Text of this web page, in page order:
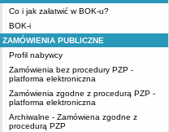
Co i jak załatwić w BOK-u?
BOK-i
ZAMÓWIENIA PUBLICZNE
Profil nabywcy
Zamówienia bez procedury PZP -
platforma elektroniczna
Zamówienia zgodne z procedurą PZP -
platforma elektroniczna
Archiwalne - Zamówiena zgodne z
procedurą PZP